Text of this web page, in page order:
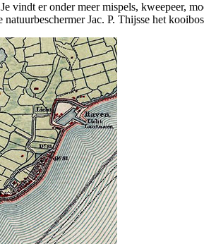
vindt er onder meer mispels, kweepeer,
Jac. P. Thijsse het